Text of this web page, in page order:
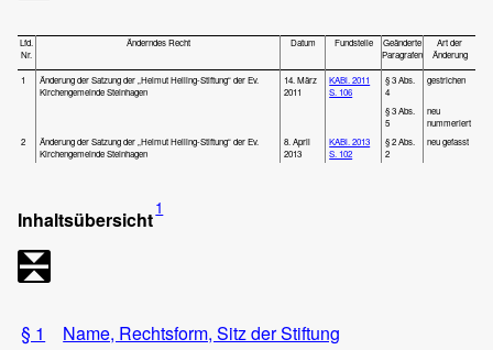
Lfd.
Nr.
Änderndes Recht Datum Fundstelle
Geänderte
Paragrafen
Art der
Änderung
1
Änderung der Satzung der „Helmut Helling-Stiftung“ der Ev.
Kirchengemeinde Steinhagen
14. März
2011
KABl. 2011
S. 106
§ 3 Abs.
4
gestrichen
§ 3 Abs.
5
neu
nummeriert
2
Änderung der Satzung der „Helmut Helling-Stiftung“ der Ev.
Kirchengemeinde Steinhagen
8. April
2013
KABl. 2013
S. 102
§ 2 Abs.
2
neu gefasst
Inhaltsübersicht1
§ 1
Name, Rechtsform, Sitz der Stiftung